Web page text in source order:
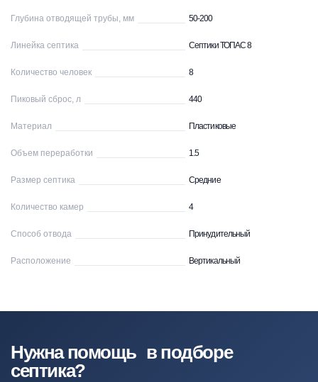
Глубина отводящей трубы, мм 50-200
Линейка септика Септики ТОПАС 8
Количество человек 8
Пиковый сброс, л 440
Материал Пластиковые
Объем переработки 1.5
Размер септика Средние
Количество камер 4
Способ отвода Принудительный
Расположение Вертикальный
Нужна помощь в подборе
септика?